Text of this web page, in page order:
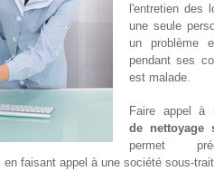
l'entretien des
une seule
un problème
pendant ses
est malade.
Faire appel à
de nettoyage
permet
en faisant appel à une société sous-